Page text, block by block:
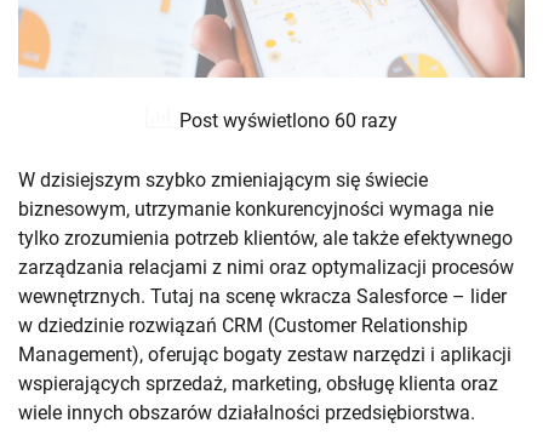
Post wyświetlono 60 razy
W dzisiejszym szybko zmieniającym się świecie
biznesowym, utrzymanie konkurencyjności wymaga nie
tylko zrozumienia potrzeb klientów, ale także efektywnego
zarządzania relacjami z nimi oraz optymalizacji procesów
wewnętrznych. Tutaj na scenę wkracza Salesforce – lider
w dziedzinie rozwiązań CRM (Customer Relationship
Management), oferując bogaty zestaw narzędzi i aplikacji
wspierających sprzedaż, marketing, obsługę klienta oraz
wiele innych obszarów działalności przedsiębiorstwa.